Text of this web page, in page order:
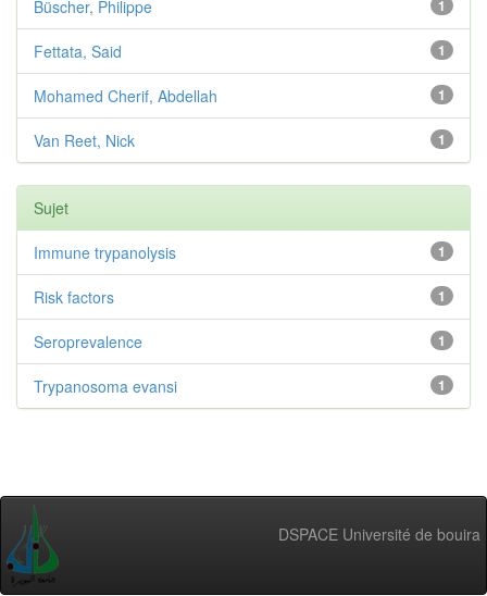
1
Büscher, Philippe
1
Fettata, Said
1
Mohamed Cherif, Abdellah
1
Van Reet, Nick
Sujet
1
Immune trypanolysis
1
Risk factors
1
Seroprevalence
1
Trypanosoma evansi
DSPACE Université de bouira